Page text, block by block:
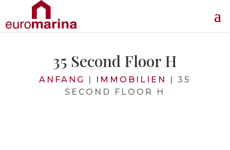
35 Second Floor H
ANFANG | IMMOBILIEN |35
SECOND FLOOR H